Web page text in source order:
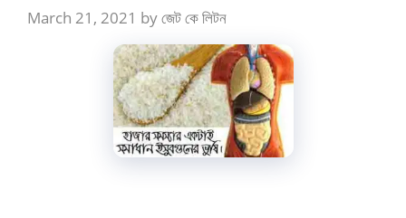
March 21, 2021 byজেট কে লিটন